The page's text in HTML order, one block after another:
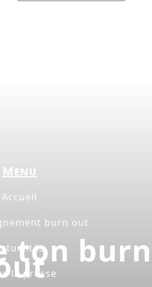
Menu
Accueil
burn out
la presse
ton burn